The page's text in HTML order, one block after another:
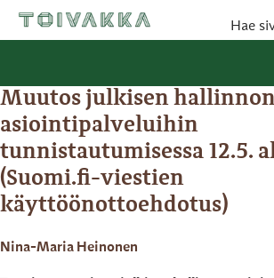
Muutos julkisen
asiointipalveluihin
tunnistautumisessa 12.5.
(Suomi.fi-viestien
käyttöönottoehdotus)
Nina-Maria Heinonen